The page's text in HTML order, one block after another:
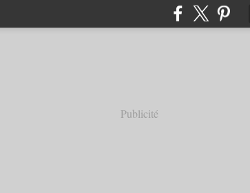
Publicité